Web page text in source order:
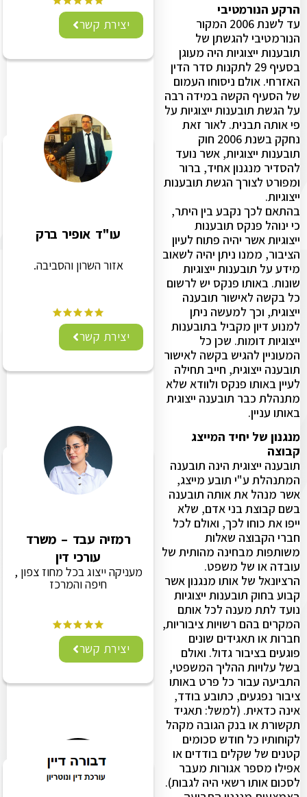
הרקע הנורמטיבי
עד לשנת 2006 המקור
הנורמטיבי להגשתן של
תובענות ייצוגיות היה מעוגן
בסעיף 29 לתקנות סדר הדין
האזרחי. אולם ניסוחו העמום
של הסעיף הקשה במידה רבה
על הגשת תובענות ייצוגיות על
פי אותה תבנית. לאור זאת
נחקק בשנת 2006 חוק
תובענות ייצוגיות, אשר נועד
להסדיר מנגנון אחיד, ברור
ומפורט לצורך הגשת תובענות
ייצוגיות.
בהתאם לכך נקבע בין היתר,
כי ינוהל פנקס תובענות
ייצוגיות אשר יהיה פתוח לעיון
הציבור, ממנו ניתן יהיה לשאוב
מידע על תובענות ייצוגיות
שונות. באותו פנקס יש לרשום
כל בקשה לאישור תובענה
ייצוגית, וכך למעשה ניתן
למנוע דיון מקביל בתובענות
ייצוגיות דומות. שכן כל
המעוניין להגיש בקשה לאישור
תובענה ייצוגית, חייב תחילה
לעיין באותו פנקס ולוודא שלא
מתנהלת כבר תובענה ייצוגית
באותו עניין.
מנגנון של יחיד המייצג
קבוצה
תובענה ייצוגית הינה תובענה
המתנהלת ע"י תובע מייצג,
אשר מנהל את אותה תובענה
בשם קבוצת בני אדם, שלא
ייפו את כוחו לכך, ואולם לכל
חברי הקבוצה שאלות
משותפות מבחינה מהותית של
עובדה או של משפט.
הרציונאל של אותו מנגנון אשר
קבוע בחוק תובענות ייצוגיות
נועד לתת מענה לכל אותם
המקרים בהם רשויות ציבוריות,
חברות או תאגידים שונים
פוגעים בציבור גדול. ואולם
בשל עלויות ההליך המשפטי,
התביעה עבור כל פרט באותו
ציבור נפגעים, כתובע בודד,
אינה כדאית. (למשל: תאגיד
תקשורת או בנק הגובה מקהל
לקוחותיו כל חודש סכומים
קטנים של שקלים בודדים או
אפילו מספר אגורות מעבר
לסכום אותו רשאי היה לגבות).
יצירת קשר
עו"ד אופיר ברק
אזור השרון והסביבה.
יצירת קשר
רמזיה עבד – משרד
עורכי דין
מעניקה ייצוג בכל מחוז צפון ,
חיפה והמרכז
יצירת קשר